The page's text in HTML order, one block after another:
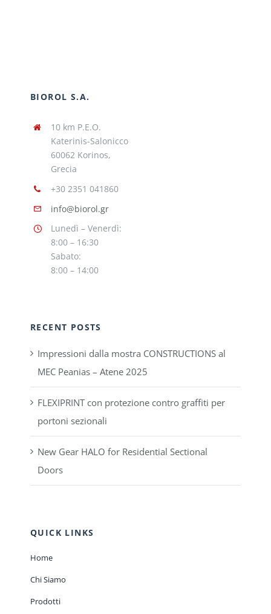
BIOROL S.A.
10 km P.E.O.
Katerinis-Salonicco
60062 Korinos,
Grecia
+30 2351 041860
info@biorol.gr
Lunedì – Venerdì:
8:00 – 16:30
Sabato:
8:00 – 14:00
RECENT POSTS
Impressioni dalla mostra CONSTRUCTIONS al
MEC Peanias – Atene 2025
FLEXIPRINT con protezione contro graffiti per
portoni sezionali
New Gear HALO for Residential Sectional
Doors
QUICK LINKS
Home
Chi Siamo
Prodotti